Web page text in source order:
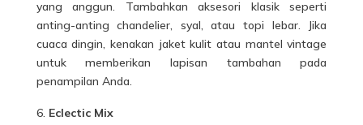
yang anggun. Tambahkan aksesori klasik seperti
anting-anting chandelier, syal, atau topi lebar. Jika
cuaca dingin, kenakan jaket kulit atau mantel vintage
untuk memberikan lapisan tambahan pada
penampilan Anda.
Eclectic Mix